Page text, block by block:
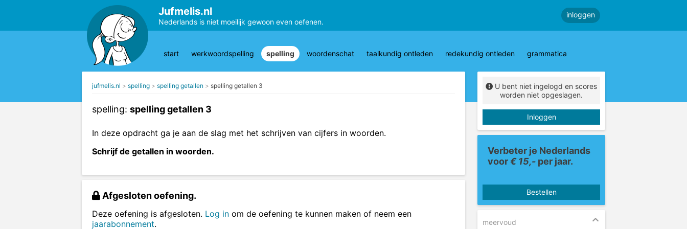
Jufmelis.nl
Nederlands is niet moeilijk gewoon even oefenen.
inloggen
start werkwoordspelling spelling woordenschat taalkundig ontleden redekundig ontleden grammatica
jufmelis.nl spelling spelling getallen spelling getallen 3
spelling: spelling getallen 3
In deze opdracht ga je aan de slag met het schrijven van cijfers in woorden.
Schrijf de getallen in woorden.
Afgesloten oefening.
Deze oefening is afgesloten. Log in om de oefening te kunnen maken of neem een
jaarabonnement.
U bent niet ingelogd en scores
worden niet opgeslagen.
Inloggen
Verbeter je Nederlands
voor€ 15,- per jaar.
Bestellen
meervoud